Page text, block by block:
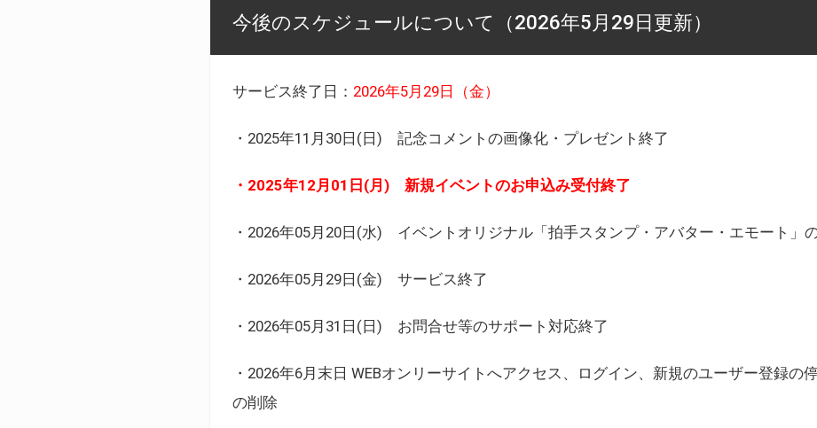
今後のスケジュールについて（2026年5月29日更新）
サービス終了日： 2026年5月29日（金）
・2025年11月30日(日) 記念コメントの画像化・プレゼント終了
・2025年12月01日(月) 新規イベントのお申込み受付終了
・2026年05月20日(水) イベントオリジナル「拍手スタンプ・アバター・エモート」
・2026年05月29日(金) サービス終了
・2026年05月31日(日) お問合せ等のサポート対応終了
・2026年6月末日 WEBオンリーサイトへアクセス、ログイン、新規のユーザー登録の
の削除